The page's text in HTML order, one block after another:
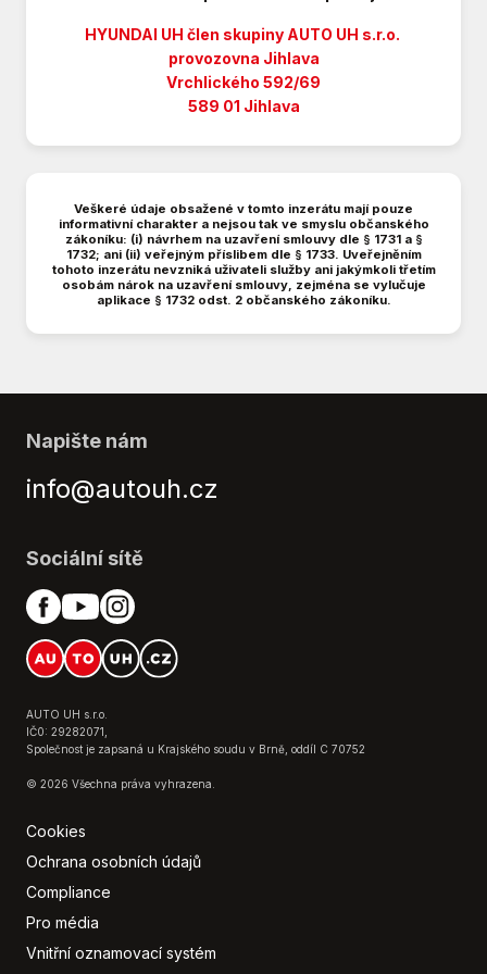
Litá kola
Manuální převodovka
Multifunkční volant
Parkovací kamera
Parkovací senzory zadní
Pevná střecha
Plní 'EURO VI'
Pohon 4x2
Tempomat
Venkovní teploměr
Vyhřívaný volant
Zadní stěrač
Zadní světla LED
HYUNDAI UH člen skupiny AUTO UH s.r.o.
provozovna Jihlava
Vrchlického 592/69
589 01 Jihlava
Veškeré údaje obsažené v tomto inzerátu mají pouze
informativní charakter a nejsou tak ve smyslu občanského
zákoníku: (i) návrhem na uzavření smlouvy dle § 1731 a §
1732; ani (ii) veřejným příslibem dle § 1733. Uveřejněním
tohoto inzerátu nevzniká uživateli služby ani jakýmkoli třetím
osobám nárok na uzavření smlouvy, zejména se vylučuje
aplikace § 1732 odst. 2 občanského zákoníku.
AUTO UH s.r.o.
IČ0: 29282071,
Společnost je zapsaná u Krajského soudu v Brně, oddíl C 70752
© 2026 Všechna práva vyhrazena.
Cookies
Ochrana osobních údajů
Compliance
Pro média
Vnitřní oznamovací systém
Napište nám
info@autouh.cz
Sociální sítě